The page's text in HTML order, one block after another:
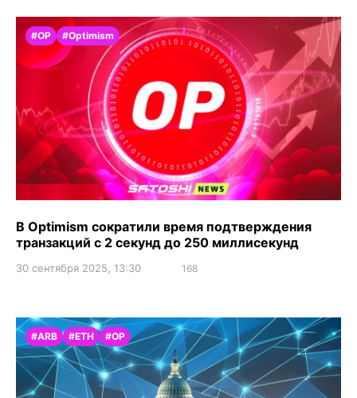
#OP #Optimism
В Optimism сократили время подтверждения
транзакций с 2 секунд до 250 миллисекунд
30 сентября 2025, 13:30 168
#ARB #ETH #OP